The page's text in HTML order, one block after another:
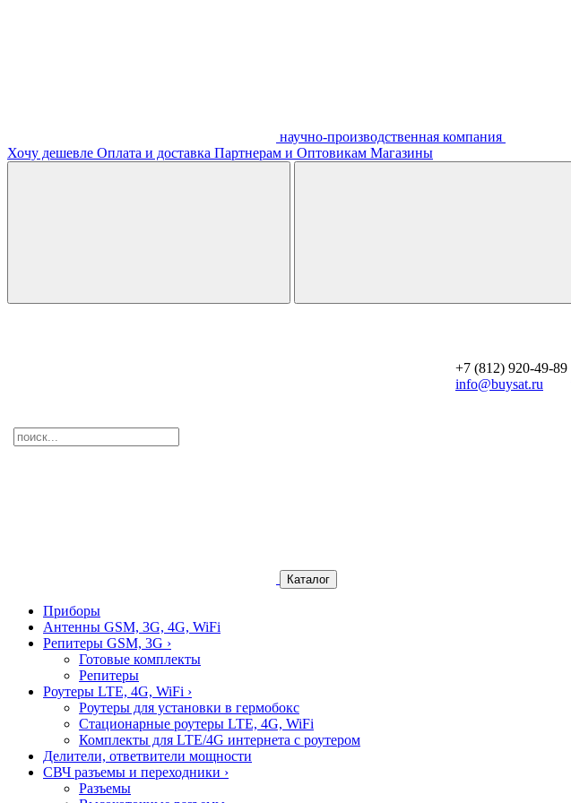
научно-производственная компания
Хочу дешевле Оплата и доставка Партнерам и Оптовикам Магазины
+7 (812) 920-49-89
info@buysat.ru
Каталог
Приборы
Антенны GSM, 3G, 4G, WiFi
Репитеры GSM, 3G ›
Готовые комплекты
Репитеры
Роутеры LTE, 4G, WiFi ›
Роутеры для установки в гермобокс
Стационарные роутеры LTE, 4G, WiFi
Комплекты для LTE/4G интернета с роутером
Делители, ответвители мощности
СВЧ разъемы и переходники ›
Разъемы